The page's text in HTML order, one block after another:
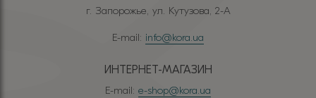
г. Запорожье, ул. Кутузова, 2-А
E-mail: info@kora.ua
ИНТЕРНЕТ-МАГАЗИН
E-mail: e-shop@kora.ua